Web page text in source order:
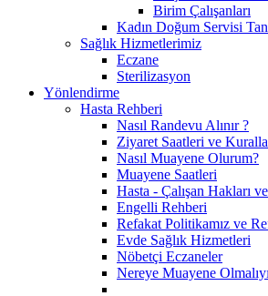
Birim Çalışanları
Kadın Doğum Servisi
Sağlık Hizmetlerimiz
Eczane
Sterilizasyon
Yönlendirme
Hasta Rehberi
Nasıl Randevu Alınır ?
Ziyaret Saatleri ve
Nasıl Muayene Olurum?
Muayene Saatleri
Hasta - Çalışan Hakları
Engelli Rehberi
Refakat Politikamız ve
Evde Sağlık Hizmetleri
Nöbetçi Eczaneler
Nereye Muayene